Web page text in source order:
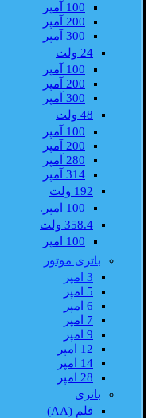
100 آمپر
200 آمپر
300 آمپر
24 ولت
100 آمپر
200 آمپر
300 آمپر
48 ولت
100 آمپر
200 آمپر
280 آمپر
314 آمپر
192 ولت
100 امپر.
358.4 ولت
100 امپر
باتری موتور
3 امپر
5 امپر
6 امپر
7 امپر
9 امپر
12 امپر
14 امپر
28 امپر
باتری
قلم (AA)